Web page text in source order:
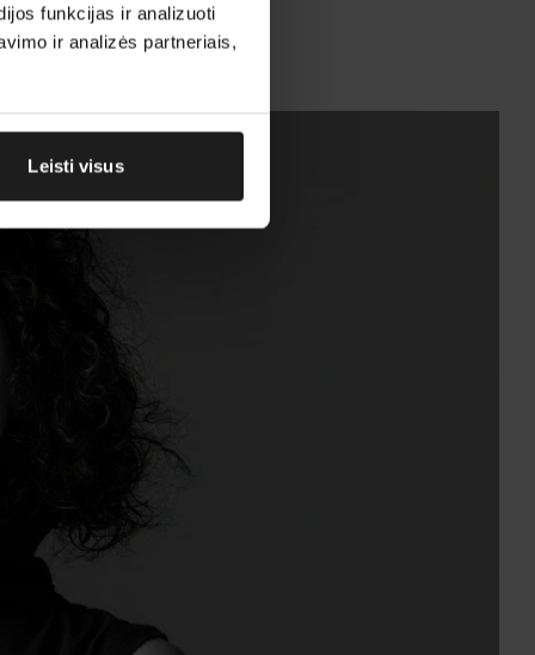
funkcijas ir analizuoti
ir analizės partneriais,
Leisti visus